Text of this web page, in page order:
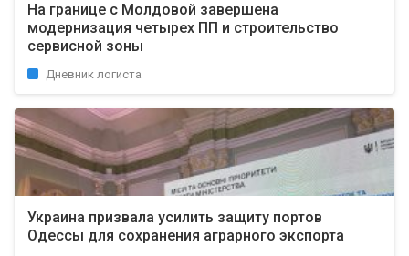
На границе с Молдовой завершена
модернизация четырех ПП и строительство
сервисной зоны
Дневник логиста
Украина призвала усилить защиту портов
Одессы для сохранения аграрного экспорта